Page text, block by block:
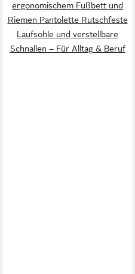
ergonomischem Fußbett und
Riemen Pantolette Rutschfeste
Laufsohle und verstellbare
Schnallen – Für Alltag & Beruf